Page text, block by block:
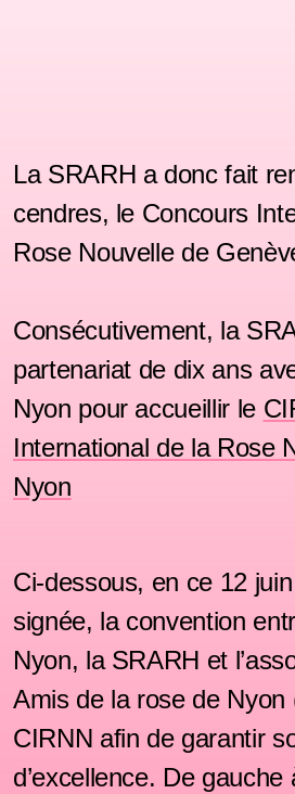
La SRARH a donc fait
cendres, le Concours
Rose Nouvelle de
Consécutivement, la
partenariat de dix ans
Nyon pour accueillir le
International de la Rose
Nyon
Ci-dessous, en ce 12
signée, la convention
Nyon, la SRARH et
Amis de la rose de Nyon
CIRNN afin de garantir
d’excellence. De